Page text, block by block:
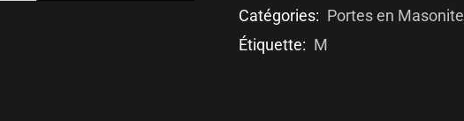
Catégories: Portes en Masonite
Étiquette:
M